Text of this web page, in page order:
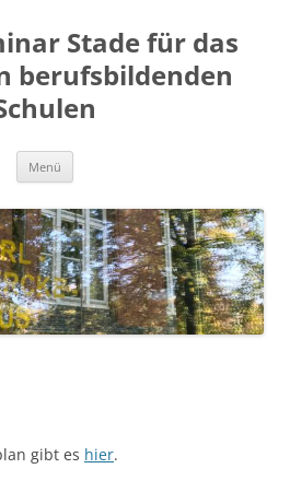
Stade für das
berufsbildenden
Menü
gibt es hier.